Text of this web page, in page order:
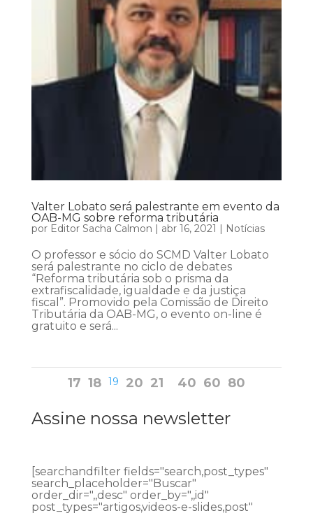
Valter Lobato será palestrante em evento da
OAB-MG sobre reforma tributária
por Editor Sacha Calmon | abr 16, 2021 | Notícias
O professor e sócio do SCMD Valter Lobato
será palestrante no ciclo de debates
“Reforma tributária sob o prisma da
extrafiscalidade, igualdade e da justiça
fiscal”. Promovido pela Comissão de Direito
Tributária da OAB-MG, o evento on-line é
gratuito e será...
17 18 19 20 21 40 60 80
Assine nossa newsletter
[searchandfilter fields="search,post_types"
search_placeholder="Buscar"
order_dir=",,desc" order_by=",,id"
post_types="artigos,videos-e-slides,post"